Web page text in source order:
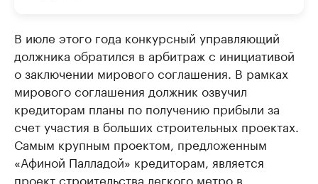
В июле этого года конкурсный управляющий
должника обратился в арбитраж с инициативой
о заключении мирового соглашения. В рамках
мирового соглашения должник озвучил
кредиторам планы по получению прибыли за
счет участия в больших строительных проектах.
Самым крупным проектом, предложенным
«Афиной Палладой» кредиторам, является
проект строительства легкого метро в